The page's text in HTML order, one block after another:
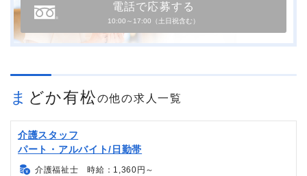
電話で応募する
10:00～17:00（土日祝含む）
まどか有松の他の求人一覧
介護スタッフ
パート・アルバイト/日勤帯
介護福祉士 時給：1,360円～